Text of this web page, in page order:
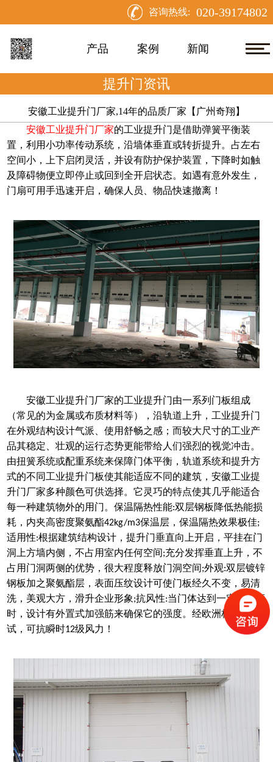
咨询热线: 020-39174802
产品 案例 新闻
提升门资讯
安徽工业提升门厂家,14年的品质厂家【广州奇翔】
安徽工业提升门厂家的工业提升门是借助弹簧平衡装
置，利用小功率传动系统，沿墙体垂直或转折提升。占左右
空间小，上下启闭灵活，并设有防护保护装置，下降时如触
及障碍物便立即停止或回到全开启状态。如遇有意外发生，
门扇可用手迅速开启，确保人员、物品快速撤离！
安徽工业提升门厂家的工业提升门由一系列门板组成
（常见的为金属或布质材料等），沿轨道上升，工业提升门
在外观结构设计气派、使用舒畅之感；而较大尺寸的工业产
品其稳定、壮观的运行态势更能带给人们强烈的视觉冲击。
由扭簧系统或配重系统来保障门体平衡，轨道系统和提升方
式的不同工业提升门板使其能适应不同的建筑，安徽工业提
升门厂家多种颜色可供选择。它灵巧的特点使其几乎能适合
每一种建筑物外的用门。保温隔热性能:双层钢板降低热能损
耗，内夹高密度聚氨酯42kg/m3保温层，保温隔热效果极佳;
适用性:根据建筑结构设计，提升门垂直向上开启，平挂在门
洞上方墙内侧，不占用室内任何空间;充分发挥垂直上升，不
占用门洞两侧的优势，很大程度释放门洞空间;外观:双层镀锌
钢板加之聚氨酯层，表面压纹设计可使门板经久不变，易清
洗，美观大方，滑升企业形象;抗风性:当门体达到一定的宽度
时，设计有外置式加强筋来确保它的强度。经欧洲标准测
试，可抗瞬时12级风力 ！